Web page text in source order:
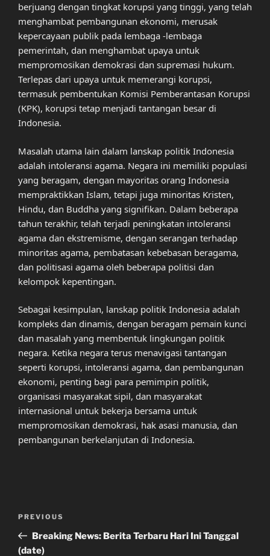
berjuang dengan tingkat korupsi yang tinggi, yang telah
menghambat pembangunan ekonomi, merusak
kepercayaan publik pada lembaga -lembaga
pemerintah, dan menghambat upaya untuk
mempromosikan demokrasi dan supremasi hukum.
Terlepas dari upaya untuk memerangi korupsi,
termasuk pembentukan Komisi Pemberantasan Korupsi
(KPK), korupsi tetap menjadi tantangan besar di
Indonesia.
Masalah utama lain dalam lanskap politik Indonesia
adalah intoleransi agama. Negara ini memiliki populasi
yang beragam, dengan mayoritas orang Indonesia
mempraktikkan Islam, tetapi juga minoritas Kristen,
Hindu, dan Buddha yang signifikan. Dalam beberapa
tahun terakhir, telah terjadi peningkatan intoleransi
agama dan ekstremisme, dengan serangan terhadap
minoritas agama, pembatasan kebebasan beragama,
dan politisasi agama oleh beberapa politisi dan
kelompok kepentingan.
Sebagai kesimpulan, lanskap politik Indonesia adalah
kompleks dan dinamis, dengan beragam pemain kunci
dan masalah yang membentuk lingkungan politik
negara. Ketika negara terus menavigasi tantangan
seperti korupsi, intoleransi agama, dan pembangunan
ekonomi, penting bagi para pemimpin politik,
organisasi masyarakat sipil, dan masyarakat
internasional untuk bekerja bersama untuk
mempromosikan demokrasi, hak asasi manusia, dan
pembangunan berkelanjutan di Indonesia.
Previous
Post
PREVIOUS
Breaking News: Berita Terbaru Hari Ini Tanggal
(date)